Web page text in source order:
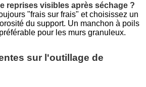
reprises visibles après séchage ?
"frais sur frais" et choisissez un
du support. Un manchon à poils
pour les murs granuleux.
sur l'outillage de